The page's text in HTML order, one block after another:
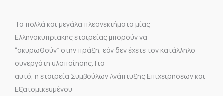
Τα πολλά και μεγάλα πλεονεκτήματα μίας
Ελληνοκυπριακής εταιρείας μπορούν να
“ακυρωθούν” στην πράξη, εάν δεν έχετε τον κατάλληλο
συνεργάτη υλοποίησης. Για
αυτό, η εταιρεία Συμβούλων Ανάπτυξης Επιχειρήσεων και
Εξατομικευμένου